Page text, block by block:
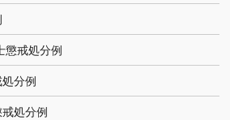
懲戒処分例
分例
戒処分例